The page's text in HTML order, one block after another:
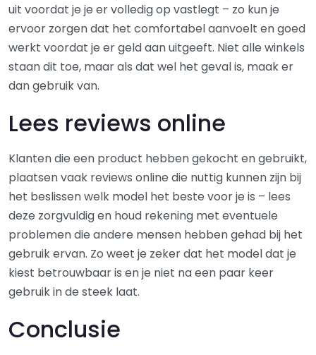
uit voordat je je er volledig op vastlegt – zo kun je
ervoor zorgen dat het comfortabel aanvoelt en goed
werkt voordat je er geld aan uitgeeft. Niet alle winkels
staan dit toe, maar als dat wel het geval is, maak er
dan gebruik van.
Lees reviews online
Klanten die een product hebben gekocht en gebruikt,
plaatsen vaak reviews online die nuttig kunnen zijn bij
het beslissen welk model het beste voor je is – lees
deze zorgvuldig en houd rekening met eventuele
problemen die andere mensen hebben gehad bij het
gebruik ervan. Zo weet je zeker dat het model dat je
kiest betrouwbaar is en je niet na een paar keer
gebruik in de steek laat.
Conclusie